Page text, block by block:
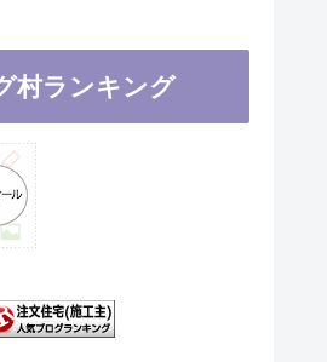
村ランキング